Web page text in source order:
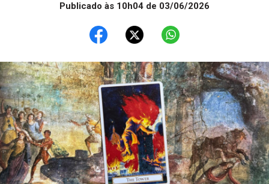
Publicado às 10h04 de 03/06/2026